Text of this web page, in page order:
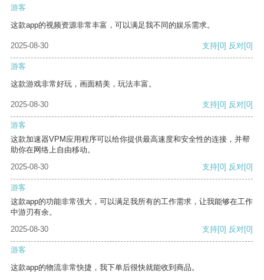
游客
这款app的视频资源非常丰富，可以满足我不同的娱乐需求。
2025-08-30 支持[0] 反对[0]
游客
这款游戏非常好玩，画面精美，玩法丰富。
2025-08-30 支持[0] 反对[0]
游客
这款加速器VPM应用程序可以给你提供最高速度和安全性的连接，并帮
助你在网络上自由移动。
2025-08-30
支持[0] 反对[0]
游客
这款app的功能非常强大，可以满足我所有的工作需求，让我能够在工作
中游刃有余。
2025-08-30
支持[0] 反对[0]
游客
这款app的物流非常快捷，我下单后很快就能收到商品。